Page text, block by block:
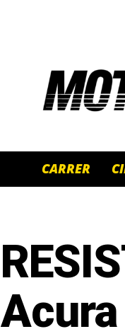
CARRER